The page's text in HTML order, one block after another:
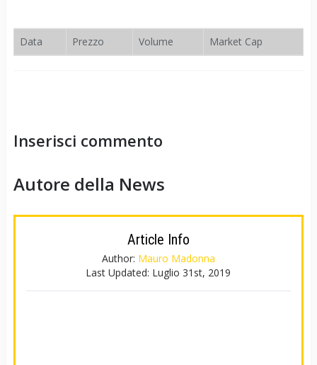
Data Prezzo Volume Market Cap
Inserisci commento
Autore della News
Article Info
Author: Mauro Madonna
Last Updated: Luglio 31st, 2019